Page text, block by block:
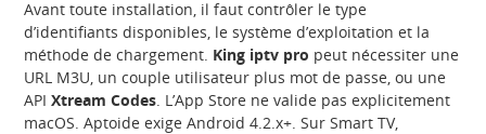
Avant toute installation, il faut contrôler le type
d’identifiants disponibles, le système d’exploitation et la
méthode de chargement. King iptv pro peut nécessiter une
URL M3U, un couple utilisateur plus mot de passe, ou une
APIXtream Codes. L’App Store ne valide pas explicitement
macOS. Aptoide exige Android 4.2.x+. Sur Smart TV,